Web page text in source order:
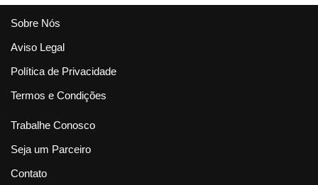
Sobre Nós
Aviso Legal
Política de Privacidade
Termos e Condições
Trabalhe Conosco
Seja um Parceiro
Contato